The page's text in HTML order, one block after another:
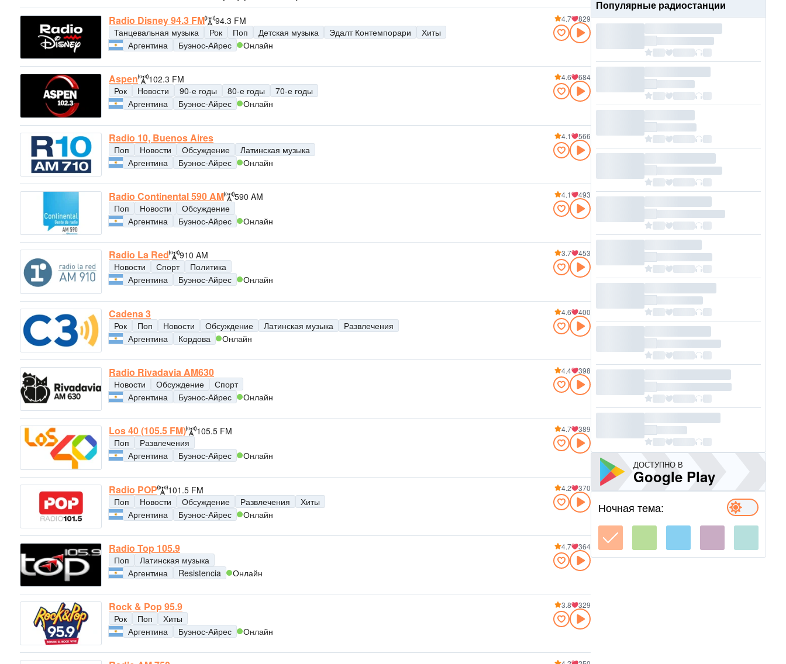
Radio Disney 94.3 FM
94.3 FM
Танцевальная музыка
Рок Поп Детская музыка Эдалт Контемпорари
Хиты
Аргентина
Буэнос-Айрес Онлайн
4.7 829
Aspen
102.3 FM
Рок
Новости 90-е годы 80-е годы
70-е годы
Аргентина
Буэнос-Айрес Онлайн
4.6 684
Radio 10, Buenos Aires
Поп Новости Обсуждение
Латинская музыка
Аргентина
Буэнос-Айрес Онлайн
4.1 566
Radio Continental 590 AM
590 AM
Поп
Новости
Обсуждение
Аргентина
Буэнос-Айрес Онлайн
4.1 493
Radio La Red
910 AM
Новости
Спорт
Политика
Аргентина
Буэнос-Айрес Онлайн
3.7 453
Cadena 3
Рок Поп Новости Обсуждение Латинская музыка
Развлечения
Аргентина
Кордова Онлайн
4.6 400
Radio Rivadavia AM630
Новости Обсуждение
Спорт
Аргентина
Буэнос-Айрес Онлайн
4.4 398
Los 40 (105.5 FM)
105.5 FM
Поп
Развлечения
Аргентина
Буэнос-Айрес Онлайн
4.7 389
Radio POP
101.5 FM
Поп
Новости Обсуждение Развлечения
Хиты
Аргентина
Буэнос-Айрес Онлайн
4.2 370
Radio Top 105.9
Поп
Латинская музыка
Аргентина
Resistencia Онлайн
4.7 364
Rock & Pop 95.9
Рок Поп
Хиты
Аргентина
Буэнос-Айрес Онлайн
3.8 329
Популярные радиостанции
ДОСТУПНО В
Google Play
Ночная тема: